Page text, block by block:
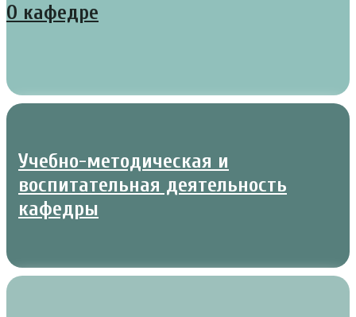
О кафедре
Учебно-методическая и
воспитательная деятельность
кафедры